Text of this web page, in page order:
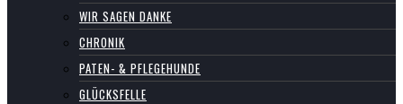
WIR SAGEN DANKE
CHRONIK
PATEN- & PFLEGEHUNDE
GLÜCKSFELLE